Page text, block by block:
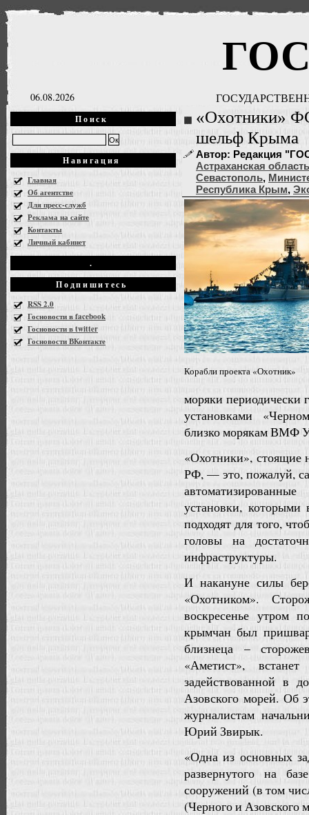
06.08.2026
Поиск
Навигация
Главная
Об агентстве
Для пресс-служб
Реклама на сайте
Контакты
Личный кабинет
.
Подпишитесь
RSS 2.0
Госновости в facebook
Госновости в twitter
Госновости ВКонтакте
«Охотники»
шельф Крыма
Автор: Редакция
Астраханская область
Севастополь,
Республика Крым,
Корабли проекта «Охотник»
моряки периодически
установками
близко морякам ВМФ
«Охотники», стоящие
РФ, — это, пожалуй,
установки, которыми
подходят для того,
головы на
инфраструктуры.
И накануне силы
«Охотником».
воскресенье утром
крымчан был
близнеца –
«Аметист»,
задействованной в
Азовского морей. Об
журналистам
Юрий Звирык.
«Одна из основных
развернутого на
сооружений (в том
(Черного и Азовского